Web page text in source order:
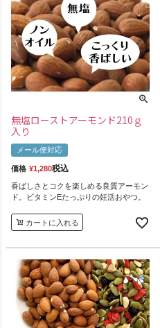
無塩ローストアーモンド210ｇ
入り
メール便対応
価格 ¥1,280税込
香ばしさとコクを楽しめる良質アーモン
ド。ビタミンEたっぷりの妊活おやつ。
カートに入れる